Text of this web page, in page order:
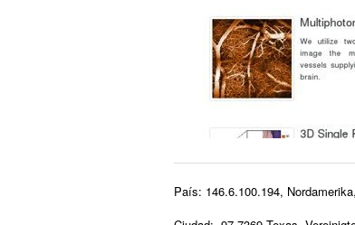
País: 146.6.100.194,